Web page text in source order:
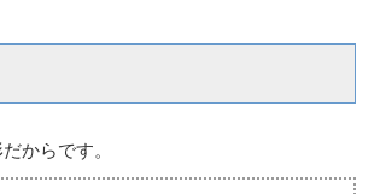
からです。